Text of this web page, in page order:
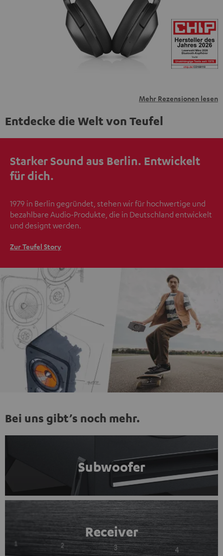
übermittelt werden.
Weitere Informationen sind in der
Datenschutzerklärung unter I zu finden.
Mehr Rezensionen lesen
Entdecke die Welt von Teufel
Starker Sound aus Berlin. Entwickelt
für dich.
1979 in Berlin gegründet, stehen wir für hochwertige und
bezahlbare Audio-Produkte, die in Deutschland entwickelt
und designt werden.
Zur Teufel Story
Bei uns gibt’s noch mehr.
Subwoofer
Receiver